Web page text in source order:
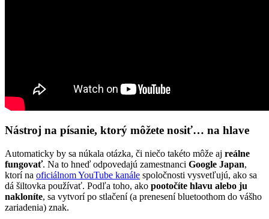
Nástroj na písanie, ktorý môžete nosiť… na hlave
Automaticky by sa núkala otázka, či niečo takéto môže aj reálne
fungovať. Na to hneď odpovedajú zamestnanci Google Japan,
ktorí na oficiálnom YouTube kanále spoločnosti vysvetľujú, ako sa
dá šiltovka používať. Podľa toho, ako pootočíte hlavu alebo ju
nakloníte, sa vytvorí po stlačení (a prenesení bluetoothom do vášho
zariadenia) znak.